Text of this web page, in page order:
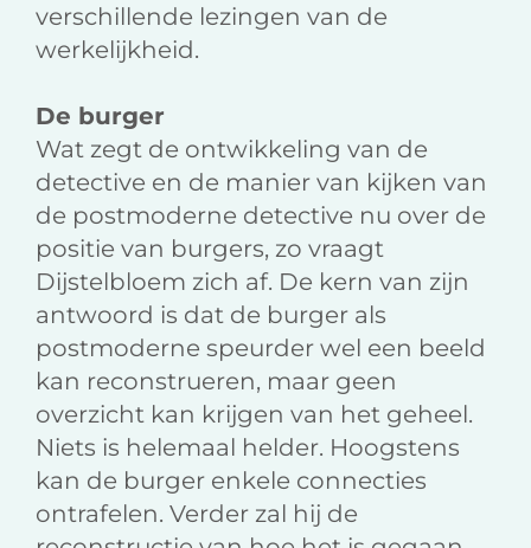
verschillende lezingen van de
werkelijkheid.
De burger
Wat zegt de ontwikkeling van de
detective en de manier van kijken van
de postmoderne detective nu over de
positie van burgers, zo vraagt
Dijstelbloem zich af. De kern van zijn
antwoord is dat de burger als
postmoderne speurder wel een beeld
kan reconstrueren, maar geen
overzicht kan krijgen van het geheel.
Niets is helemaal helder. Hoogstens
kan de burger enkele connecties
ontrafelen. Verder zal hij de